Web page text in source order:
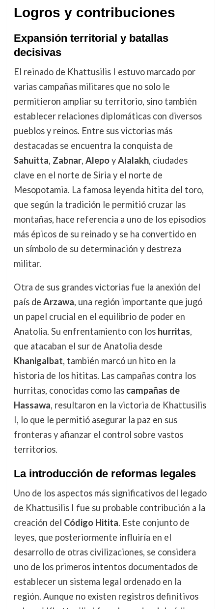
Logros y contribuciones
Expansión territorial y batallas
decisivas
El reinado de Khattusilis I estuvo marcado por
varias campañas militares que no solo le
permitieron ampliar su territorio, sino también
establecer relaciones diplomáticas con diversos
pueblos y reinos. Entre sus victorias más
destacadas se encuentra la conquista de
Sahuitta, Zabnar, AlepoyAlalakh, ciudades
clave en el norte de Siria y el norte de
Mesopotamia. La famosa leyenda hitita del toro,
que según la tradición le permitió cruzar las
montañas, hace referencia a uno de los episodios
más épicos de su reinado y se ha convertido en
un símbolo de su determinación y destreza
militar.
Otra de sus grandes victorias fue la anexión del
país de Arzawa, una región importante que jugó
un papel crucial en el equilibrio de poder en
Anatolia. Su enfrentamiento con los hurritas,
que atacaban el sur de Anatolia desde
Khanigalbat, también marcó un hito en la
historia de los hititas. Las campañas contra los
hurritas, conocidas como las campañas de
Hassawa, resultaron en la victoria de Khattusilis
I, lo que le permitió asegurar la paz en sus
fronteras y afianzar el control sobre vastos
territorios.
La introducción de reformas legales
Uno de los aspectos más significativos del legado
de Khattusilis I fue su probable contribución a la
creación del Código Hitita. Este conjunto de
leyes, que posteriormente influiría en el
desarrollo de otras civilizaciones, se considera
uno de los primeros intentos documentados de
establecer un sistema legal ordenado en la
región. Aunque no existen registros definitivos